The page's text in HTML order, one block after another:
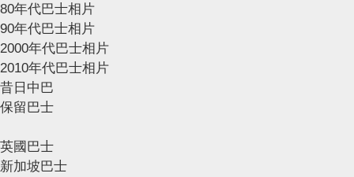
80年代巴士相片
90年代巴士相片
2000年代巴士相片
2010年代巴士相片
昔日中巴
保留巴士
英國巴士
新加坡巴士